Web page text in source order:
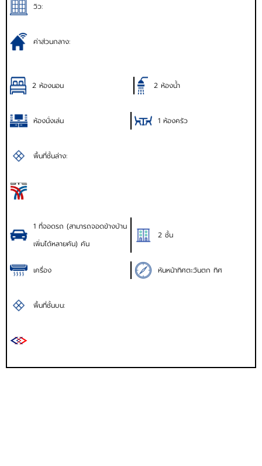
วิว:
ค่าส่วนกลาง:
2 ห้องนอน 2 ห้องน้ำ
ห้องนั่งเล่น 1 ห้องครัว
พื้นที่ชั้นล่าง:
1 ที่จอดรถ (สามารถจอดข้างบ้าน
เพิ่มได้หลายคัน) คัน
2 ชั้น
เครื่อง หันหน้าทิศตะวันตก ทิศ
พื้นที่ชั้นบน: